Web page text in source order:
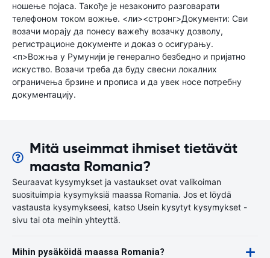
ношење појаса. Такође је незаконито разговарати
телефоном током вожње. <ли><стронг>Документи: Сви
возачи морају да понесу важећу возачку дозволу,
регистрационе документе и доказ о осигурању.
<п>Вожња у Румунији је генерално безбедно и пријатно
искуство. Возачи треба да буду свесни локалних
ограничења брзине и прописа и да увек носе потребну
документацију.
Mitä useimmat ihmiset tietävät
maasta Romania?
Seuraavat kysymykset ja vastaukset ovat valikoiman
suosituimpia kysymyksiä maassa Romania. Jos et löydä
vastausta kysymykseesi, katso Usein kysytyt kysymykset -
sivu tai ota meihin yhteyttä.
Mihin pysäköidä maassa Romania?